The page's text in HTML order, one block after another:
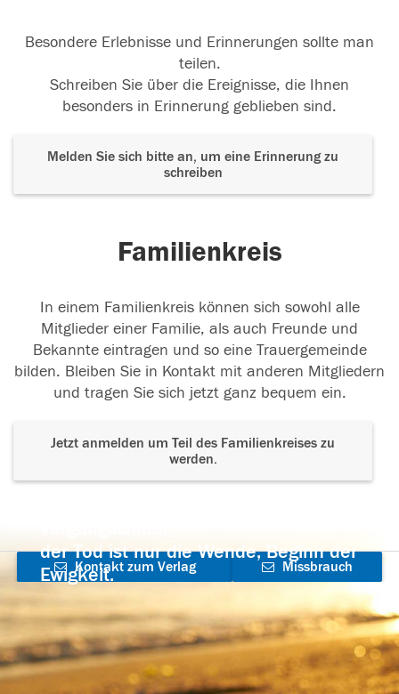
Besondere Erlebnisse und Erinnerungen sollte man
teilen.
Schreiben Sie über die Ereignisse, die Ihnen
besonders in Erinnerung geblieben sind.
Melden Sie sich bitte an, um eine Erinnerung zu
schreiben
Familienkreis
In einem Familienkreis können sich sowohl alle
Mitglieder einer Familie, als auch Freunde und
Bekannte eintragen und so eine Trauergemeinde
bilden. Bleiben Sie in Kontakt mit anderen Mitgliedern
und tragen Sie sich jetzt ganz bequem ein.
Jetzt anmelden um Teil des Familienkreises zu
werden.
der Tod ist nur die Wende, Beginn der
Ewigkeit.
Kontakt zum Verlag
aufnehmen
Missbrauch